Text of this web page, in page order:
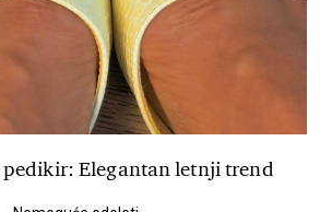
pedikir: Elegantan letnji trend